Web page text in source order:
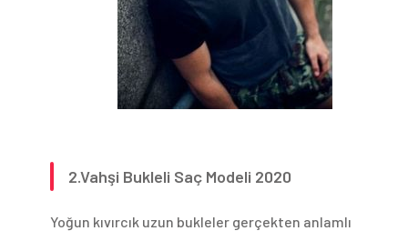
2.Vahşi Bukleli Saç Modeli 2020
Yoğun kıvırcık uzun bukleler gerçekten anlamlı